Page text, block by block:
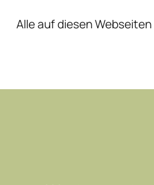
Alle auf diesen